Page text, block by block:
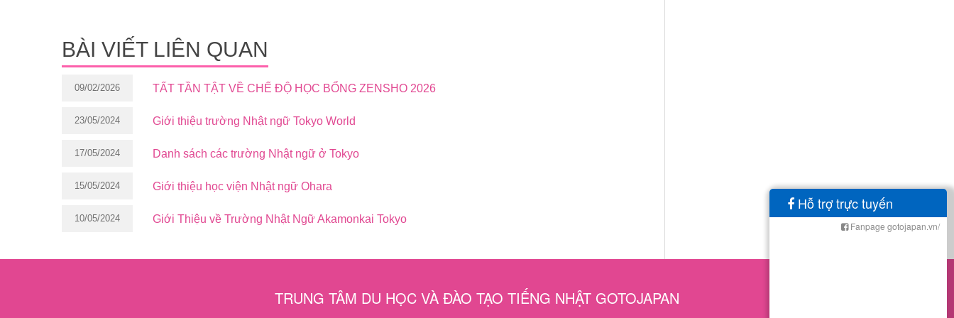
BÀI VIẾT LIÊN QUAN
09/02/2026 TẤT TẦN TẬT VỀ CHẾ ĐỘ HỌC BỔNG ZENSHO 2026
23/05/2024 Giới thiệu trường Nhật ngữ Tokyo World
17/05/2024 Danh sách các trường Nhật ngữ ở Tokyo
15/05/2024 Giới thiệu học viện Nhật ngữ Ohara
10/05/2024 Giới Thiệu về Trường Nhật Ngữ Akamonkai Tokyo
TRUNG TÂM DU HỌC VÀ ĐÀO TẠO TIẾNG NHẬT GOTOJAPAN
Hỗ trợ trực tuyến
Fanpage gotojapan.vn/